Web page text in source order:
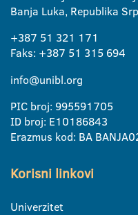
Banja Luka, Republika
+387 51 321 171
Faks: +387 51 315 694
info@unibl.org
PIC broj: 995591705
ID broj: E10186843
Erazmus kod: BA
Korisni linkovi
Univerzitet